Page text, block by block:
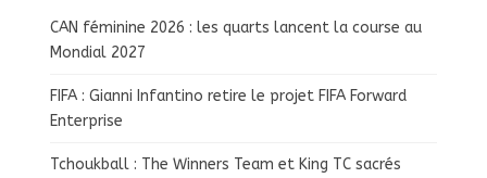
CAN féminine 2026 : les quarts lancent la course au
Mondial 2027
FIFA : Gianni Infantino retire le projet FIFA Forward
Enterprise
Tchoukball : The Winners Team et King TC sacrés